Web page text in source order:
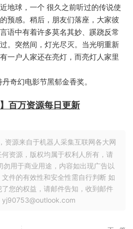
地球，一个 很久之前听过的传说使
预感。稍后，朋友们落座，大家彼
语中有着许多莫名其妙、蹊跷反常
。突然间，灯光尽灭。当光明重新
一户人家还在亮灯，而亮灯人家里
奇幻电影节黑郁金香奖。
】百万资源每日更新
资源来自于机器人采集互联网各大网
资源，版权均属于权利人所有，请
用于商业用途，内容如出现广告以
件的有效性和安全性需自行判断 如
您的权益，请邮件告知，收到邮件
yj90753@outlook.com